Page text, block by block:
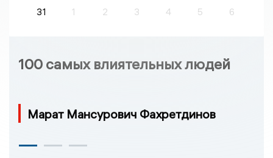
31 1 2 3 4 5 6
100 самых влиятельных людей
Марат Мансурович Фахретдинов